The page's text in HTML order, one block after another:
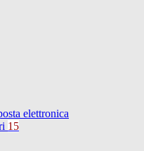
elettronica
15